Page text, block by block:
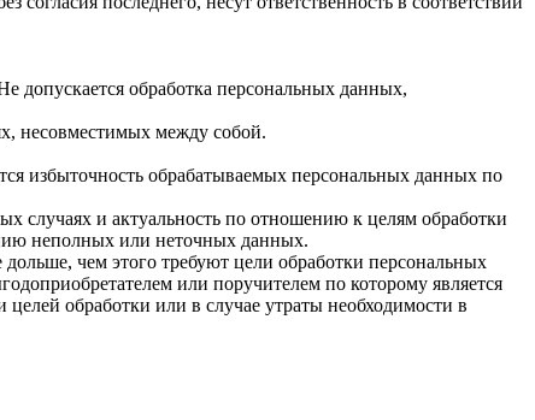
допускается обработка персональных данных,
несовместимых между собой.
избыточность обрабатываемых персональных данных по
случаях и актуальность по отношению к целям обработки
неполных или неточных данных.
чем этого требуют цели обработки персональных
или поручителем по которому является
обработки или в случае утраты необходимости в